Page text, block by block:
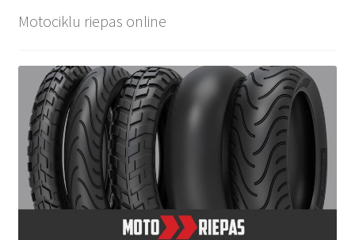
Motociklu riepas online